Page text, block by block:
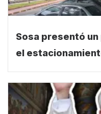
Sosa presentó
el